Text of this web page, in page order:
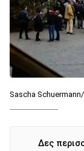
Sascha
Δες